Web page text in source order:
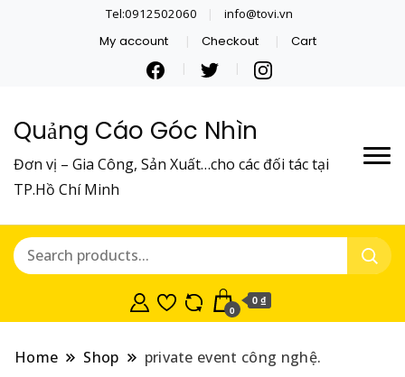
Tel:0912502060 info@tovi.vn
My account Checkout Cart
Quảng Cáo Góc Nhìn
Đơn vị – Gia Công, Sản Xuất…cho các đối tác tại
TP.Hồ Chí Minh
0
0 ₫
Home Shop private event công nghệ.